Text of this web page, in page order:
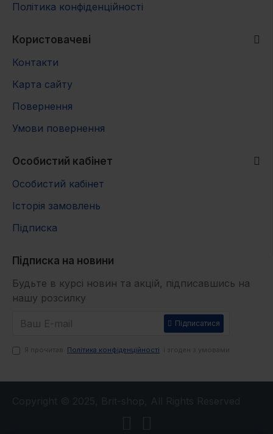
Політика конфіденційності
Користовачеві
Контакти
Карта сайту
Повернення
Умови повернення
Особистий кабінет
Особистий кабінет
Історія замовлень
Підписка
Підписка на новини
Будьте в курсі новин та акцій, підписавшись на
нашу розсилку
Підписатися
Я прочитав Політика конфіденційності і згоден з умовами